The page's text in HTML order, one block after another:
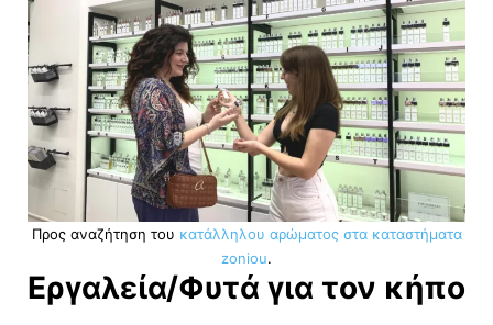
Προς αναζήτηση του κατάλληλου αρώματος στα καταστήματα
zoniou.
Εργαλεία/Φυτά για τον κήπο